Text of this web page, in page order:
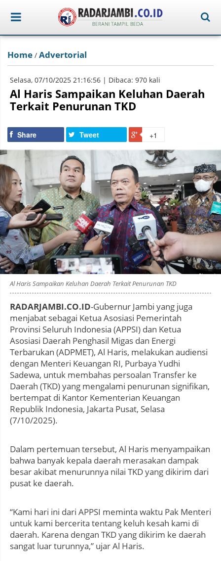
Home / Advertorial
Selasa, 07/10/2025 21:16:56 | Dibaca: 970 kali
Al Haris Sampaikan Keluhan Daerah
Terkait Penurunan TKD
Share Tweet +1
Photo by
Al Haris Sampaikan Keluhan Daerah Terkait Penurunan TKD
RADARJAMBI.CO.ID-Gubernur Jambi yang juga
menjabat sebagai Ketua Asosiasi Pemerintah
Provinsi Seluruh Indonesia (APPSI) dan Ketua
Asosiasi Daerah Penghasil Migas dan Energi
Terbarukan (ADPMET), Al Haris, melakukan audiensi
dengan Menteri Keuangan RI, Purbaya Yudhi
Sadewa, untuk membahas persoalan Transfer ke
Daerah (TKD) yang mengalami penurunan signifikan,
bertempat di Kantor Kementerian Keuangan
Republik Indonesia, Jakarta Pusat, Selasa
(7/10/2025).
Dalam pertemuan tersebut, Al Haris menyampaikan
bahwa banyak kepala daerah merasakan dampak
besar akibat menurunnya nilai TKD yang dikirim dari
pusat ke daerah.
“Kami hari ini dari APPSI meminta waktu Pak Menteri
untuk kami bercerita tentang keluh kesah kami di
daerah. Karena dengan TKD yang dikirim ke daerah
sangat luar turunnya,” ujar Al Haris.